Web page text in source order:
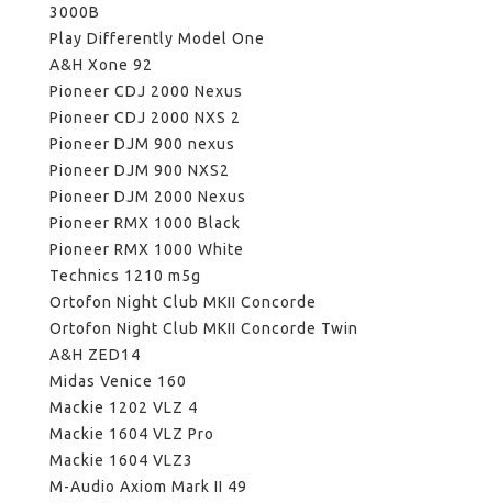
3000B
Play Differently Model One
A&H Xone 92
Pioneer CDJ 2000 Nexus
Pioneer CDJ 2000 NXS 2
Pioneer DJM 900 nexus
Pioneer DJM 900 NXS2
Pioneer DJM 2000 Nexus
Pioneer RMX 1000 Black
Pioneer RMX 1000 White
Technics 1210 m5g
Ortofon Night Club MKII Concorde
Ortofon Night Club MKII Concorde Twin
A&H ZED14
Midas Venice 160
Mackie 1202 VLZ 4
Mackie 1604 VLZ Pro
Mackie 1604 VLZ3
M-Audio Axiom Mark II 49